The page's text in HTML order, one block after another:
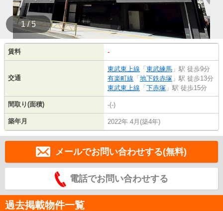
1 / 5
賃料 -
交通
東武東上線 「 東武練馬 」駅 徒歩9分
有楽町線 「 地下鉄赤塚 」駅 徒歩13分
東武東上線 「 下赤塚 」駅 徒歩15分
間取り(面積) -(-)
築年月 2022年 4月(築4年)
メールでお問い合わせする(無料)
電話でお問い合わせする
過去掲載物件一覧